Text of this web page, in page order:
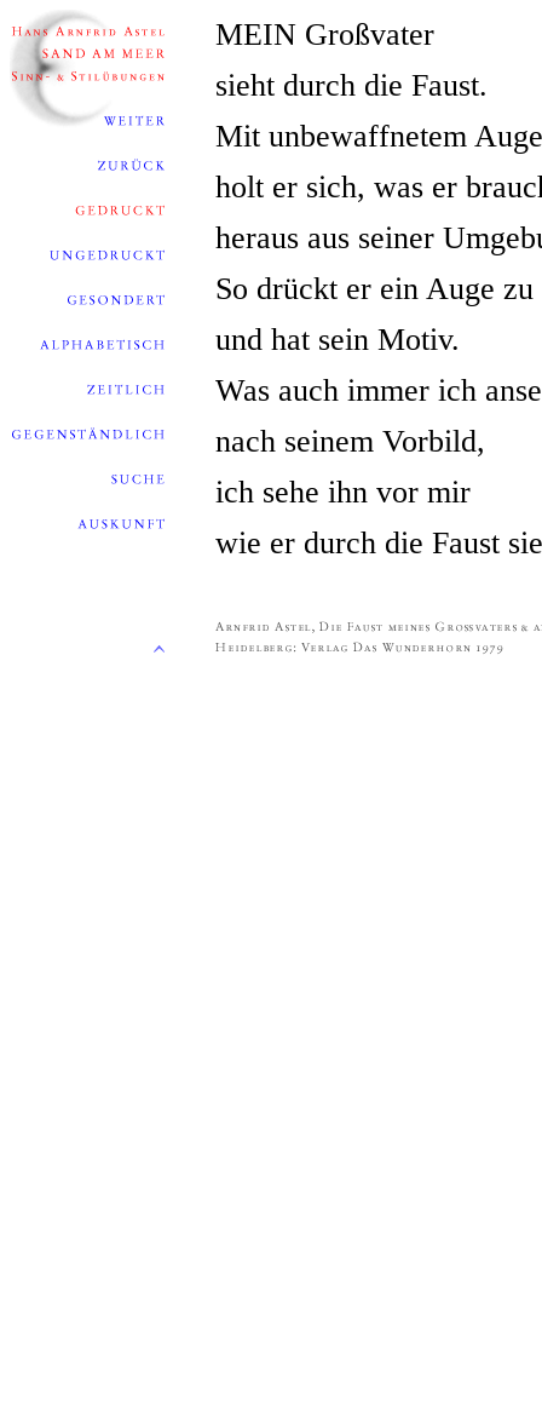
MEIN Großvater
sieht durch die Faust.
Mit unbewaffnetem Auge
holt er sich, was er
heraus aus seiner
So drückt er ein Auge zu
und hat sein Motiv.
Was auch immer ich
nach seinem Vorbild,
ich sehe ihn vor mir
wie er durch die Faust